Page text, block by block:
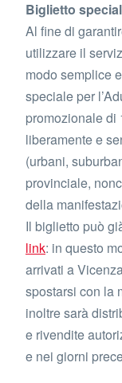
Biglietto
Al fine di
utilizzare il
modo semplice
speciale per
promozionale di
liberamente e
(urbani,
provinciale,
della
Il biglietto può
link: in questo
arrivati a
spostarsi con la
inoltre sarà
e rivendite
e nei giorni